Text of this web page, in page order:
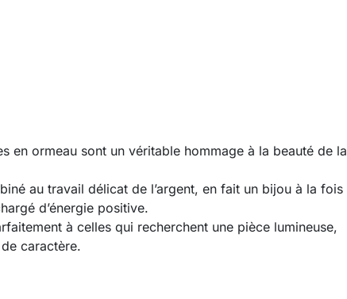
en ormeau sont un véritable hommage à la beauté de la
au travail délicat de l’argent, en fait un bijou à la fois
d’énergie positive.
à celles qui recherchent une pièce lumineuse,
caractère.